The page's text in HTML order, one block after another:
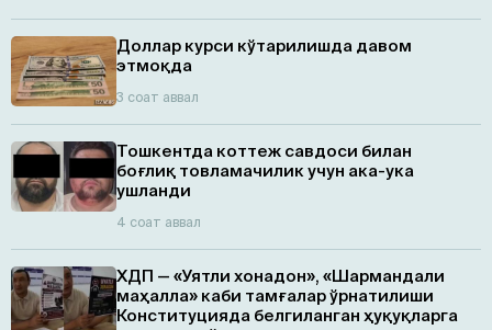
Доллар курси кўтарилишда давом
этмоқда
3 соат аввал
Тошкентда коттеж савдоси билан
боғлиқ товламачилик учун ака-ука
ушланди
4 соат аввал
ХДП — «Уятли хонадон», «Шармандали
маҳалла» каби тамғалар ўрнатилиши
Конституцияда белгиланган ҳуқуқларга